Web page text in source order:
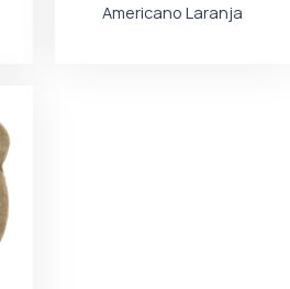
Americano Laranja